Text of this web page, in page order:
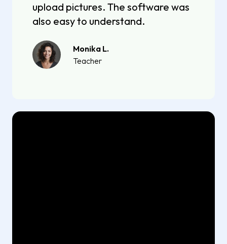
upload pictures. The software was
also easy to understand.
Monika L.
Teacher